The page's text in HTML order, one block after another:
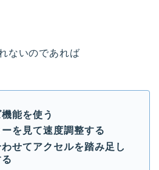
ないのであれば
能を使う
を見て速度調整する
せてアクセルを踏み足し